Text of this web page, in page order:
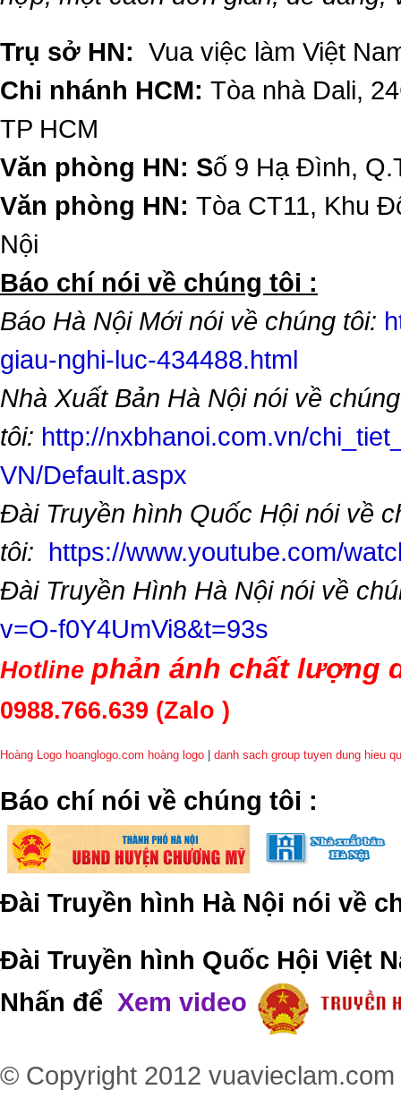
Trụ sở HN: Vua việc làm Việt
Chi nhánh HCM: Tòa nhà Dali,
TP HCM
Văn phòng HN: Số 9 Hạ Đình,
Văn phòng HN: Tòa CT11, Khu
Nội
​Báo chí nói về chúng tôi :
Báo Hà Nội Mới nói về chúng tôi:
giau-nghi-luc-434488.html
Nhà Xuất Bản Hà Nội nói về chúng
tôi: http://nxbhanoi.com.vn/
VN/Default.aspx
Đài Truyền hình Quốc Hội nói về
tôi: https://www.youtube.com/
Đài Truyền Hình Hà Nội nói về
v=O-f0Y4UmVi8&t=93s
Hotline phản ánh chất lượng
0988.766.639 (Zalo )
Hoàng Logo hoanglogo.com hoàng logo danh sach group tuyen dung hieu
​Báo chí nói về chúng tôi :
Đài Truyền hình Hà Nội nói về
Đài Truyền hình Quốc Hội Việt
Nhấn để Xem video
© Copyright 2012 vuavieclam.com